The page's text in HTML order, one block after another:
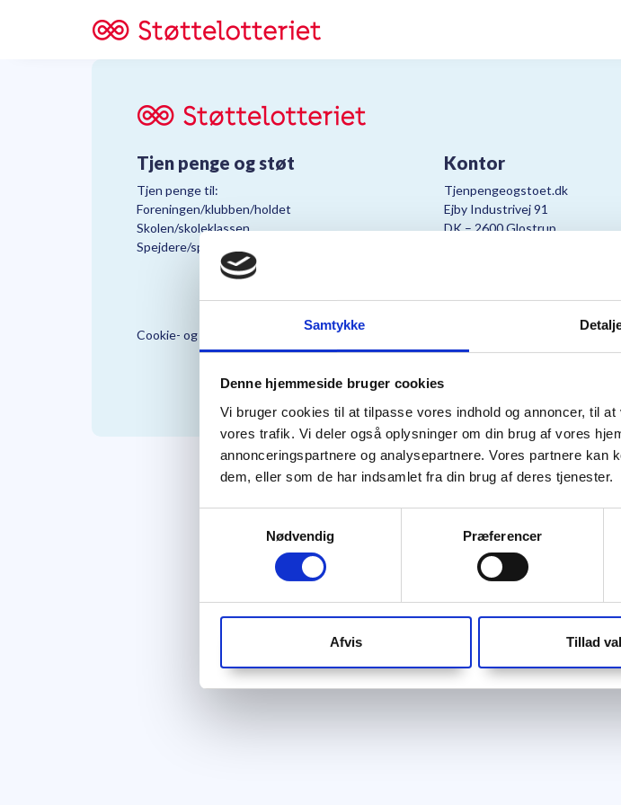
Samtykke
Denne hjemmeside bruger cookies
Vi bruger cookies til at tilpasse vores indhold og annoncer, til
vores trafik. Vi deler også oplysninger om din brug af vores
annonceringspartnere og analysepartnere. Vores partnere kan
dem, eller som de har indsamlet fra din brug af deres tjenester.
Nødvendig
Præferencer
Afvis Tillad
Tjen penge og støt
Tjen penge til:
Foreningen/klubben/holdet
Skolen/skoleklassen
Spejdere/spejdergruppen/FDF’ere, m.fl.
Kontor
Tjenpengeogstoet.dk
Ejby Industrivej 91
DK – 2600 Glostrup
Cookie- og Persondatapolitik